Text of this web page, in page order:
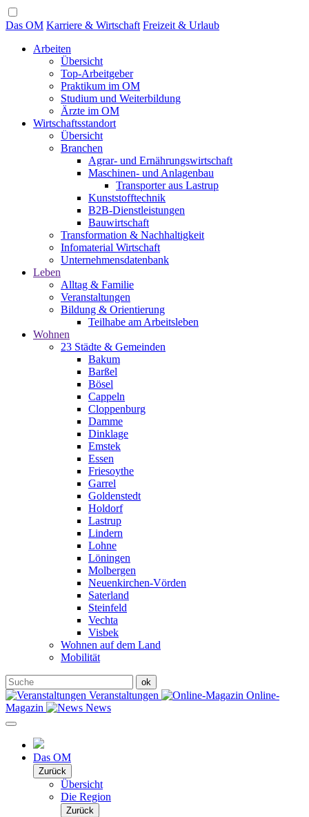
Das OM Karriere & Wirtschaft Freizeit & Urlaub
Arbeiten
Übersicht
Top-Arbeitgeber
Praktikum im OM
Studium und Weiterbildung
Ärzte im OM
Wirtschaftsstandort
Übersicht
Branchen
Agrar- und Ernährungswirtschaft
Maschinen- und Anlagenbau
Transporter aus Lastrup
Kunststofftechnik
B2B-Dienstleistungen
Bauwirtschaft
Transformation & Nachhaltigkeit
Infomaterial Wirtschaft
Unternehmensdatenbank
Leben
Alltag & Familie
Veranstaltungen
Bildung & Orientierung
Teilhabe am Arbeitsleben
Wohnen
23 Städte & Gemeinden
Bakum
Barßel
Bösel
Cappeln
Cloppenburg
Damme
Dinklage
Emstek
Essen
Friesoythe
Garrel
Goldenstedt
Holdorf
Lastrup
Lindern
Lohne
Löningen
Molbergen
Neuenkirchen-Vörden
Saterland
Steinfeld
Vechta
Visbek
Wohnen auf dem Land
Mobilität
Veranstaltungen
Online-
Magazin
News
Das OM
Zurück
Übersicht
Die Region
Zurück